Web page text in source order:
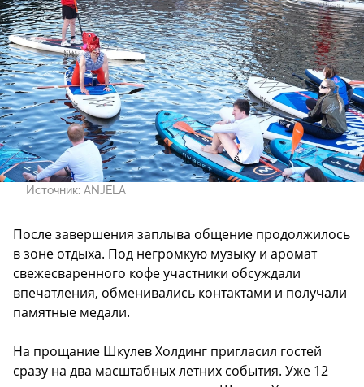
Источник: ANJELA
После завершения заплыва общение продолжилось
в зоне отдыха. Под негромкую музыку и аромат
свежесваренного кофе участники обсуждали
впечатления, обменивались контактами и получали
памятные медали.
На прощание Шкулев Холдинг пригласил гостей
сразу на два масштабных летних события. Уже 12